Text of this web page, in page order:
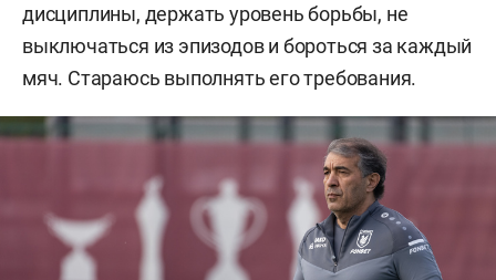
дисциплины, держать уровень борьбы, не
выключаться из эпизодов и бороться за каждый
мяч. Стараюсь выполнять его требования.